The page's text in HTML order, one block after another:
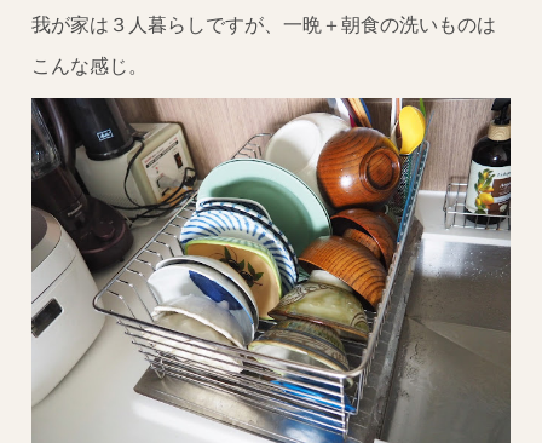
我が家は３人暮らしですが、一晩＋朝食の洗いものは
こんな感じ。